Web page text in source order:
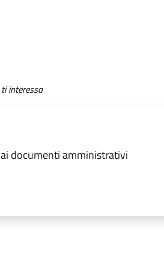
interessa
documenti amministrativi